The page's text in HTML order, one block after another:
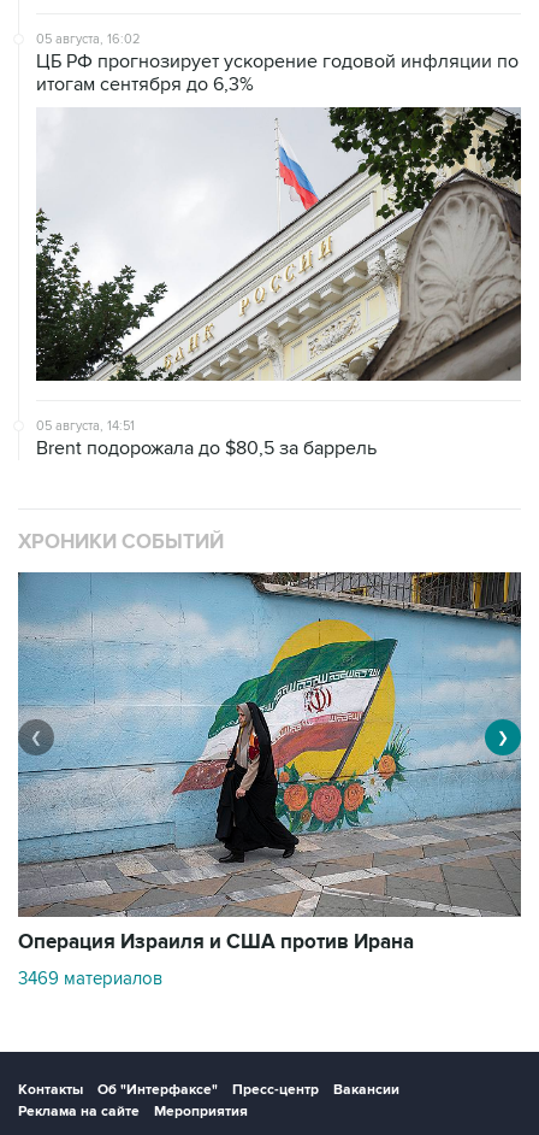
05 августа, 16:02
ЦБ РФ прогнозирует ускорение годовой инфляции по
итогам сентября до 6,3%
05 августа, 14:51
Brent подорожала до $80,5 за баррель
ХРОНИКИ СОБЫТИЙ
Операция Израиля и США против Ирана
3469 материалов
❮ ❯
Контакты Об "Интерфаксе" Пресс-центр
Вакансии
Реклама на сайте
Мероприятия